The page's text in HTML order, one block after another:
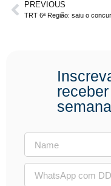
PREVIOUS